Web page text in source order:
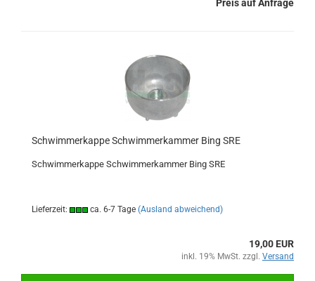
Preis auf Anfrage
Schwimmerkappe Schwimmerkammer Bing SRE
Schwimmerkappe Schwimmerkammer Bing SRE
Lieferzeit: ca. 6-7 Tage (Ausland abweichend)
19,00 EUR
inkl. 19% MwSt. zzgl. Versand